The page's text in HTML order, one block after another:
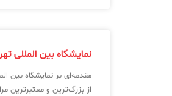
نمایشگاه بین‌ المللی
مقدمه‌ای بر نمایشگاه بین‌
از بزرگ‌ترین و معتبرترین